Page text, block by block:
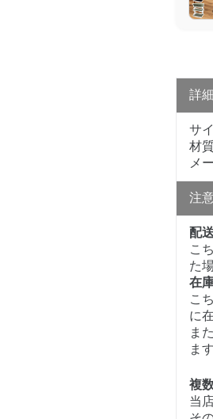
詳細
サ
材
メ
注
配
こ
た
在
こ
に
ま
ま
複
当